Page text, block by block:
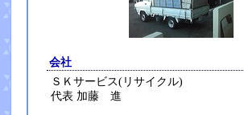
会社
ＳＫサービス(リサイクル)
代表 加藤 進